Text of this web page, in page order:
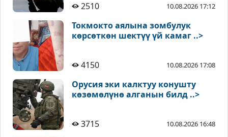
2510 10.08.2026 17:12
Токмокто аялына зомбулук
көрсөткөн шектүү үй камаг ..>
4150 10.08.2026 17:08
Орусия эки калктуу конушту
көзөмөлүнө алганын билд ..>
3715 10.08.2026 16:48